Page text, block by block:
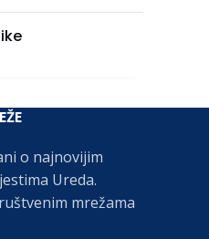
o najnovijim
Ureda.
mrežama